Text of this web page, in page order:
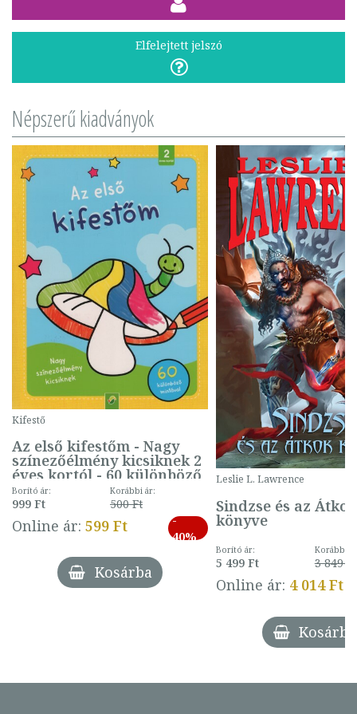
Elfelejtett jelszó
Népszerű kiadványok
Kifestő
Az első kifestőm - Nagy
színezőélmény kicsiknek 2
éves kortól - 60 különböző
mintával (gombás)
Borító ár:
999 Ft
Korábbi ár:
500 Ft
Online ár: 599 Ft
-
40%
Kosárba
Leslie L. Lawrence
Sindzse és az Átkok
könyve
Borító ár:
5 499 Ft
Korábbi
3 849 Ft
Online ár: 4 014 Ft
Kosárba